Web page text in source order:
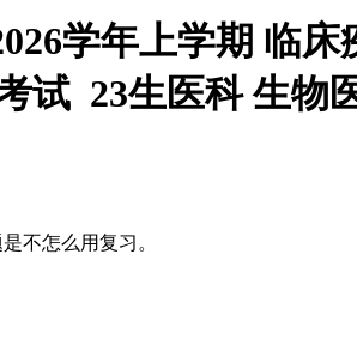
学年上学期 临床
试 23生医科 生物
不怎么用复习。